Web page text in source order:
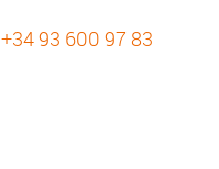
+34 93 600 97 83